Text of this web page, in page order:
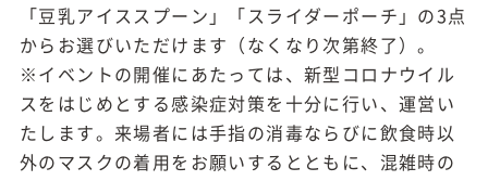
「豆乳アイススプーン」「スライダーポーチ」の3点
からお選びいただけます（なくなり次第終了）。
※イベントの開催にあたっては、新型コロナウイル
スをはじめとする感染症対策を十分に行い、運営い
たします。来場者には手指の消毒ならびに飲食時以
外のマスクの着用をお願いするとともに、混雑時の